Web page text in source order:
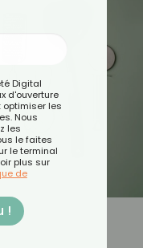
Digital
d'ouverture
optimiser les
Nous
les
le faites
le terminal
plus sur
de
!